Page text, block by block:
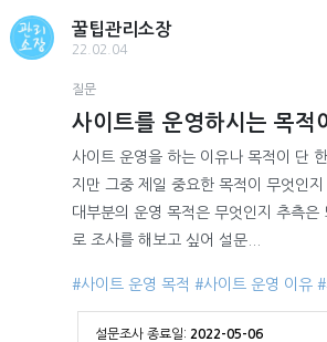
꿀팁관리소장
22.02.04
질문
사이트를 운영하시는 목적
사이트 운영을 하는 이유나 목적이 단
지만 그중 제일 중요한 목적이 무엇인
대부분의 운영 목적은 무엇인지 추측은
로 조사를 해보고 싶어 설문...
#사이트 운영 목적 #사이트 운영 이유
설문조사 종료일: 2022-05-06